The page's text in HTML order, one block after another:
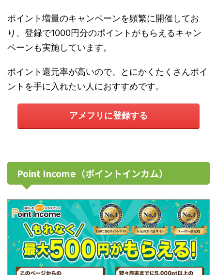
ポイント増量のキャンペーンを頻繁に開催してお
り、登録で1000円分のポイントがもらえるキャン
ペーンも実施しています。
ポイント還元率が高いので、とにかくたくさんポイ
ントを手に入れたい人におすすめです。
アメフリに登録する
Point Income（ポイントインカム）